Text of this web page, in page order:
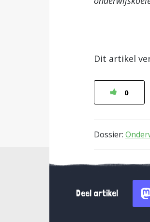
Dit artikel
0
Dossier:
Deel artikel